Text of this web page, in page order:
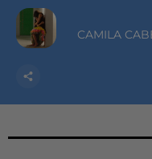
CAMILA